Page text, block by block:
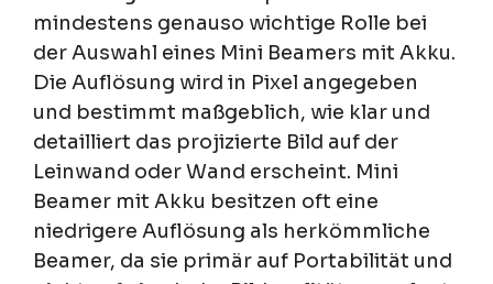
mindestens genauso wichtige Rolle bei
der Auswahl eines Mini Beamers mit Akku.
Die Auflösung wird in Pixel angegeben
und bestimmt maßgeblich, wie klar und
detailliert das projizierte Bild auf der
Leinwand oder Wand erscheint. Mini
Beamer mit Akku besitzen oft eine
niedrigere Auflösung als herkömmliche
Beamer, da sie primär auf Portabilität und